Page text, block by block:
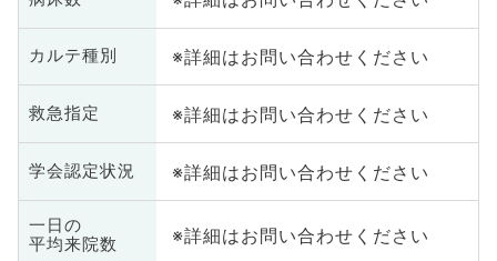
カルテ種別 ※詳細はお問い合わせください
救急指定 ※詳細はお問い合わせください
学会認定状況 ※詳細はお問い合わせください
一日の
平均来院数
※詳細はお問い合わせください